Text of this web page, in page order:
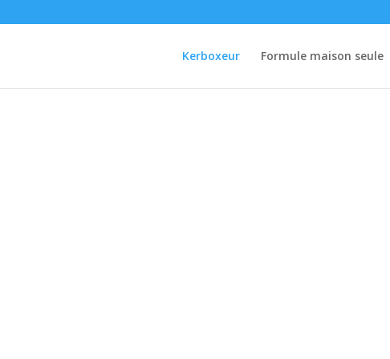
Kerboxeur Formule maison seule